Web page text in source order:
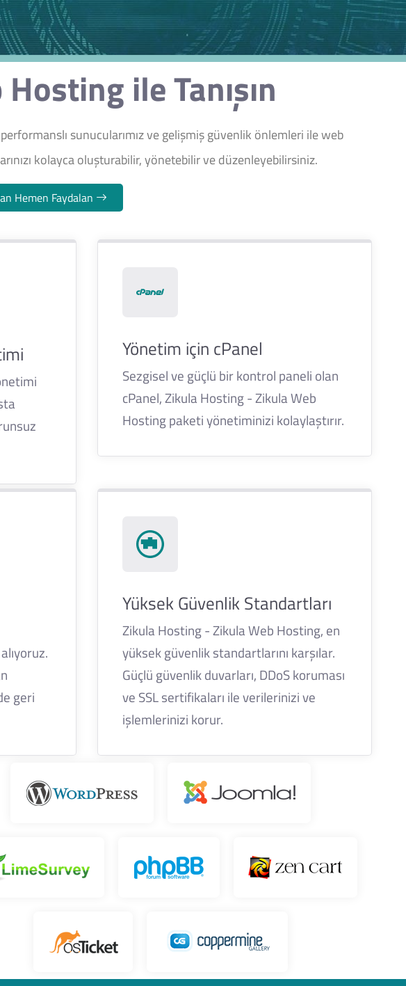
ile Tanışın
sunucularımız ve gelişmiş güvenlik önlemleri ile web
kolayca oluşturabilir, yönetebilir ve düzenleyebilirsiniz.
Hemen Faydalan
Yönetim için cPanel
Sezgisel ve güçlü bir kontrol paneli olan
cPanel, Zikula Hosting - Zikula Web
Hosting paketi yönetiminizi kolaylaştırır.
geri
Yüksek Güvenlik Standartları
Zikula Hosting - Zikula Web Hosting, en
yüksek güvenlik standartlarını karşılar.
Güçlü güvenlik duvarları, DDoS koruması
ve SSL sertifikaları ile verilerinizi ve
işlemlerinizi korur.